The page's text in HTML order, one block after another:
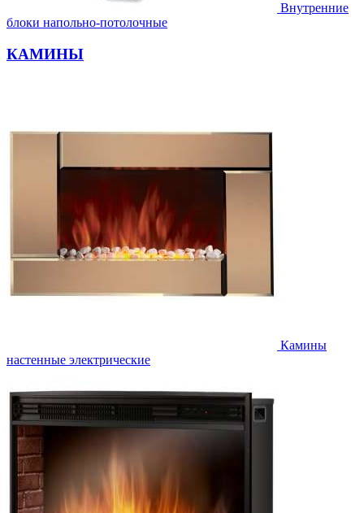
Внутренние
блоки напольно-потолочные
КАМИНЫ
Камины
настенные электрические